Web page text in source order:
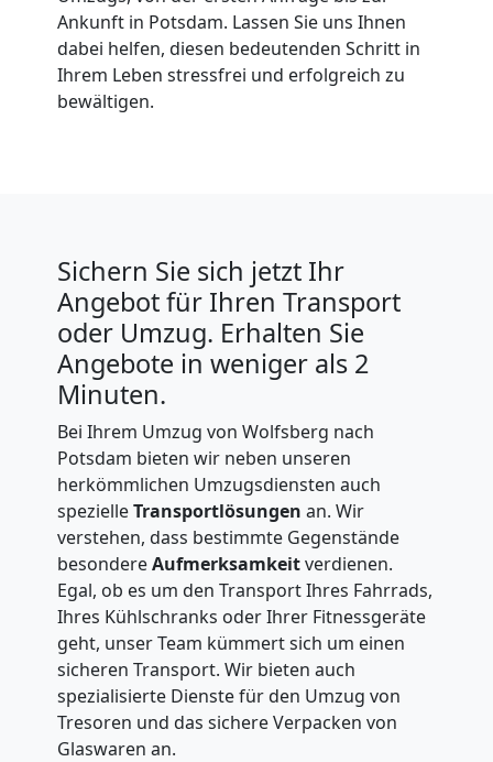
Ankunft in Potsdam. Lassen Sie uns Ihnen
dabei helfen, diesen bedeutenden Schritt in
Ihrem Leben stressfrei und erfolgreich zu
bewältigen.
Sichern Sie sich jetzt Ihr
Angebot für Ihren Transport
oder Umzug. Erhalten Sie
Angebote in weniger als 2
Minuten.
Bei Ihrem Umzug von Wolfsberg nach
Potsdam bieten wir neben unseren
herkömmlichen Umzugsdiensten auch
spezielleTransportlösungen an. Wir
verstehen, dass bestimmte Gegenstände
besondereAufmerksamkeitverdienen.
Egal, ob es um den Transport Ihres Fahrrads,
Ihres Kühlschranks oder Ihrer Fitnessgeräte
geht, unser Team kümmert sich um einen
sicheren Transport. Wir bieten auch
spezialisierte Dienste für den Umzug von
Tresoren und das sichere Verpacken von
Glaswaren an.